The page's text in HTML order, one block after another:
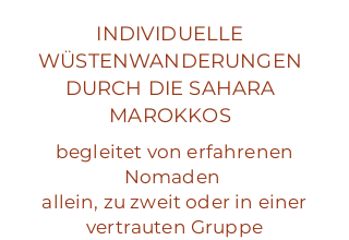
INDIVIDUELLE
WÜSTENWANDERUNGEN
DURCH DIE SAHARA
MAROKKOS
begleitet von erfahrenen
Nomaden
allein, zu zweit oder in einer
vertrauten Gruppe